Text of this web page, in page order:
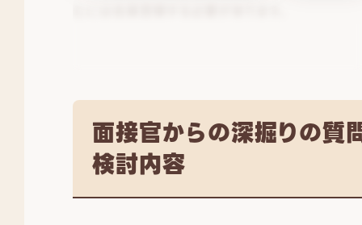
面接官からの深掘りの質
検討内容